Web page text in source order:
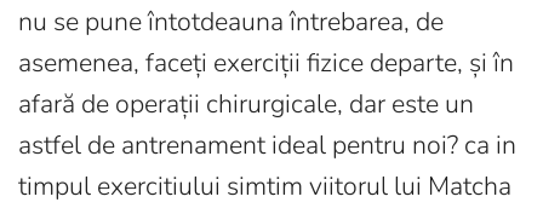
nu se pune întotdeauna întrebarea, de
asemenea, faceți exerciții fizice departe, și în
afară de operații chirurgicale, dar este un
astfel de antrenament ideal pentru noi? ca in
timpul exercitiului simtim viitorul lui Matcha